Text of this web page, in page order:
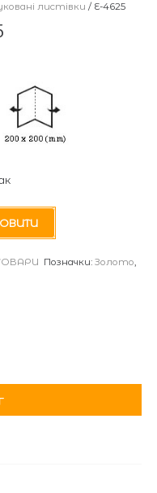
листівки / E-4625
Позначки:Золото,